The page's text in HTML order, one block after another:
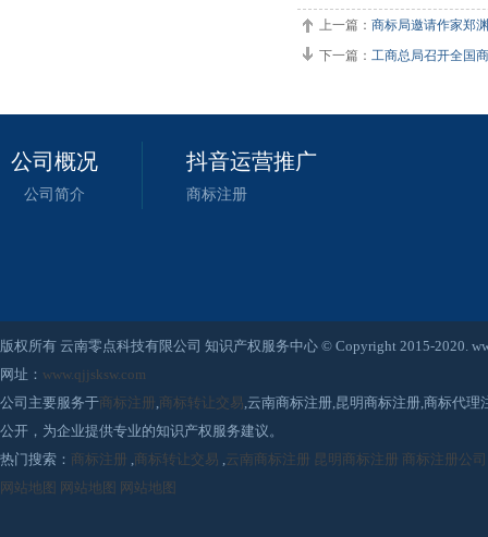
上一篇： 商标局邀请作家郑
下一篇： 工商总局召开全国
公司概况
公司简介
抖音运营推广
商标注册
版权所有 云南零点科技有限公司 知识产权服务中心 © Copyright 2015-2020.
网址： www.qjjsksw.com
公司主要服务于商标注册 ,商标转让交易,云南商标注册,昆明商标注册,商标代
公开，为企业提供专业的知识产权服务建议。
热门搜索： 商标注册 ,商标转让交易 ,云南商标注册 昆明商标注册
商标注册公司
网站地图 网站地图 网站地图